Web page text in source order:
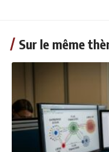
Sur le même